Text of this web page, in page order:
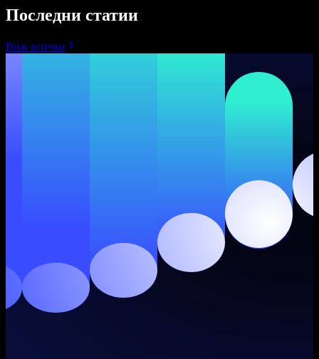
Последни статии
Виж всички